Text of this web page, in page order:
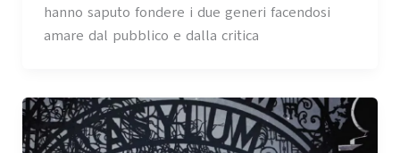
hanno saputo fondere i due generi facendosi
amare dal pubblico e dalla critica